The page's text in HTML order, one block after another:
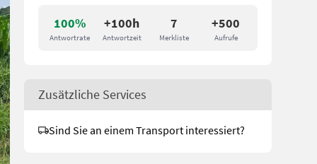
100%
Antwortrate
+100h
Antwortzeit
7
Merkliste
+500
Aufrufe
Zusätzliche Services
Sind Sie an einem Transport interessiert?